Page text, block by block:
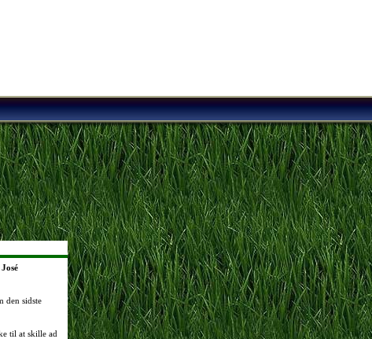
den sidste
til at skille ad